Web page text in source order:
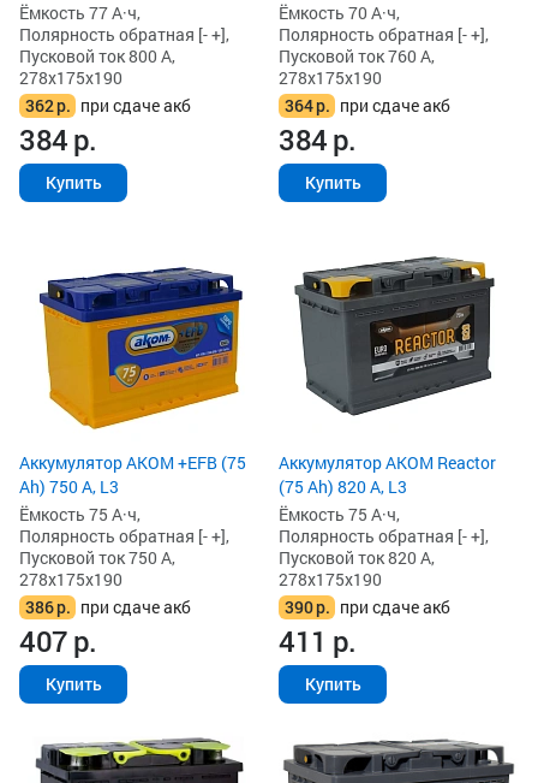
Ёмкость 77 А·ч,
Полярность обратная [- +],
Пусковой ток 800 А,
278x175x190
362р. при сдаче акб
384р.
Купить
Ёмкость 70 А·ч,
Полярность обратная [- +],
Пусковой ток 760 А,
278x175x190
364р. при сдаче акб
384р.
Купить
Аккумулятор AKOM +EFB (75
Ah) 750 А, L3
Ёмкость 75 А·ч,
Полярность обратная [- +],
Пусковой ток 750 А,
278x175x190
386р. при сдаче акб
407р.
Купить
Аккумулятор AKOM Reactor
(75 Ah) 820 А, L3
Ёмкость 75 А·ч,
Полярность обратная [- +],
Пусковой ток 820 А,
278x175x190
390р. при сдаче акб
411 р.
Купить